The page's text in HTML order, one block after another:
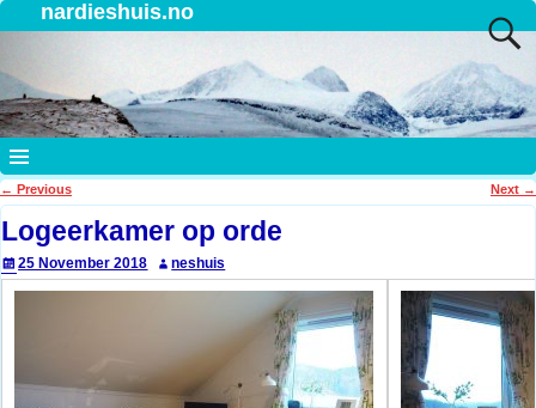
nardieshuis.no
Post navigation
← Previous Next →
Logeerkamer op orde
25 November 2018 neshuis